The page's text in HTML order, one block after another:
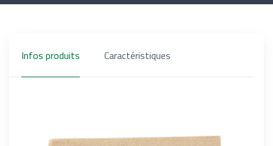
Infos produits Caractéristiques